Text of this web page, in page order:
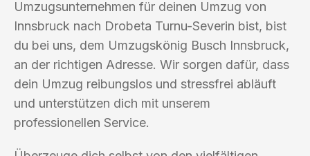
Umzugsunternehmen für deinen Umzug von
Innsbruck nach Drobeta Turnu-Severin bist, bist
du bei uns, dem Umzugskönig Busch Innsbruck,
an der richtigen Adresse. Wir sorgen dafür, dass
dein Umzug reibungslos und stressfrei abläuft
und unterstützen dich mit unserem
professionellen Service.